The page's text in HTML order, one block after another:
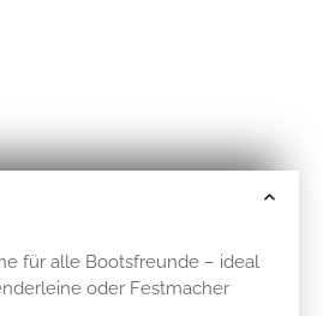
für alle Bootsfreunde – ideal
oder Festmacher